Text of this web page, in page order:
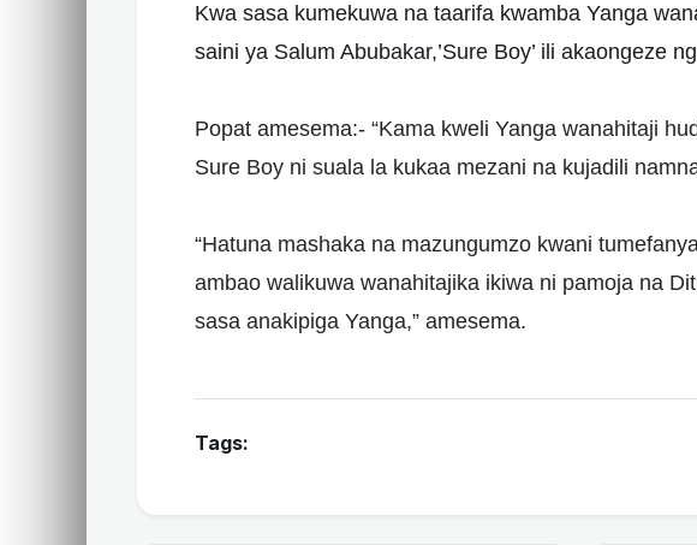
Kwa sasa kumekuwa na taarifa kwamba Yanga
saini ya Salum Abubakar,’Sure Boy’ ili akaongeze
Popat amesema:- “Kama kweli Yanga wanahitaji
Sure Boy ni suala la kukaa mezani na kujadili
“Hatuna mashaka na mazungumzo kwani
ambao walikuwa wanahitajika ikiwa ni pamoja na
sasa anakipiga Yanga,” amesema.
Tags: